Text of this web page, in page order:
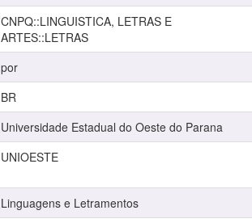
CNPQ::LINGUISTICA, LETRAS E
ARTES::LETRAS
por
BR
Universidade Estadual do Oeste do Parana
UNIOESTE
Linguagens e Letramentos